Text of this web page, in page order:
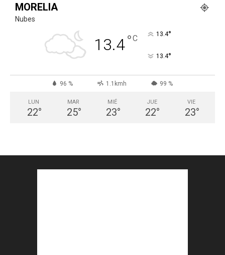
MORELIA
Nubes
13.4°C 13.4°
13.4°
96 % 1.1kmh 99 %
LUN
22°
MAR
25°
MIÉ
23°
JUE
22°
VIE
23°